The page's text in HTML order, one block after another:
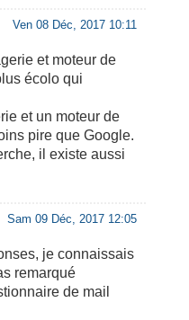
Ven 08 Déc, 2017 10:11
et moteur de
écolo qui
et un moteur de
pire que Google.
il existe aussi
Sam 09 Déc, 2017 12:05
je connaissais
remarqué
de mail